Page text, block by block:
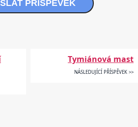
PŘÍSPĚVEK
Tymiánová mast
NÁSLEDUJÍCÍ PŘÍSPĚVEK >>